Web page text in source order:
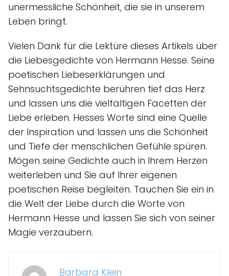
unermessliche Schönheit, die sie in unserem
Leben bringt.
Vielen Dank für die Lektüre dieses Artikels über
die Liebesgedichte von Hermann Hesse. Seine
poetischen Liebeserklärungen und
Sehnsuchtsgedichte berühren tief das Herz
und lassen uns die vielfältigen Facetten der
Liebe erleben. Hesses Worte sind eine Quelle
der Inspiration und lassen uns die Schönheit
und Tiefe der menschlichen Gefühle spüren.
Mögen seine Gedichte auch in Ihrem Herzen
weiterleben und Sie auf Ihrer eigenen
poetischen Reise begleiten. Tauchen Sie ein in
die Welt der Liebe durch die Worte von
Hermann Hesse und lassen Sie sich von seiner
Magie verzaubern.
Barbara Klein